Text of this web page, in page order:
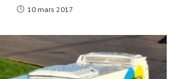
10 mars 2017